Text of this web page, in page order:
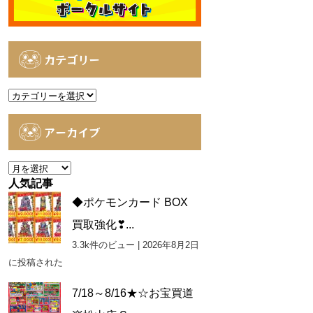
カテゴリー
カ
アーカイブ
ア
ー
カ
イ
ブ
人気記事
◆ポケモンカード BOX
買取強化❣...
3.3k件のビュー
2026年8月2日
に投稿された
7/18～8/16★☆お宝買道